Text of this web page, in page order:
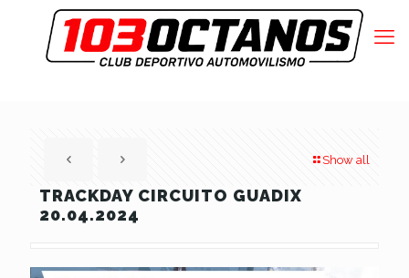
Show all
TRACKDAY CIRCUITO GUADIX
20.04.2024